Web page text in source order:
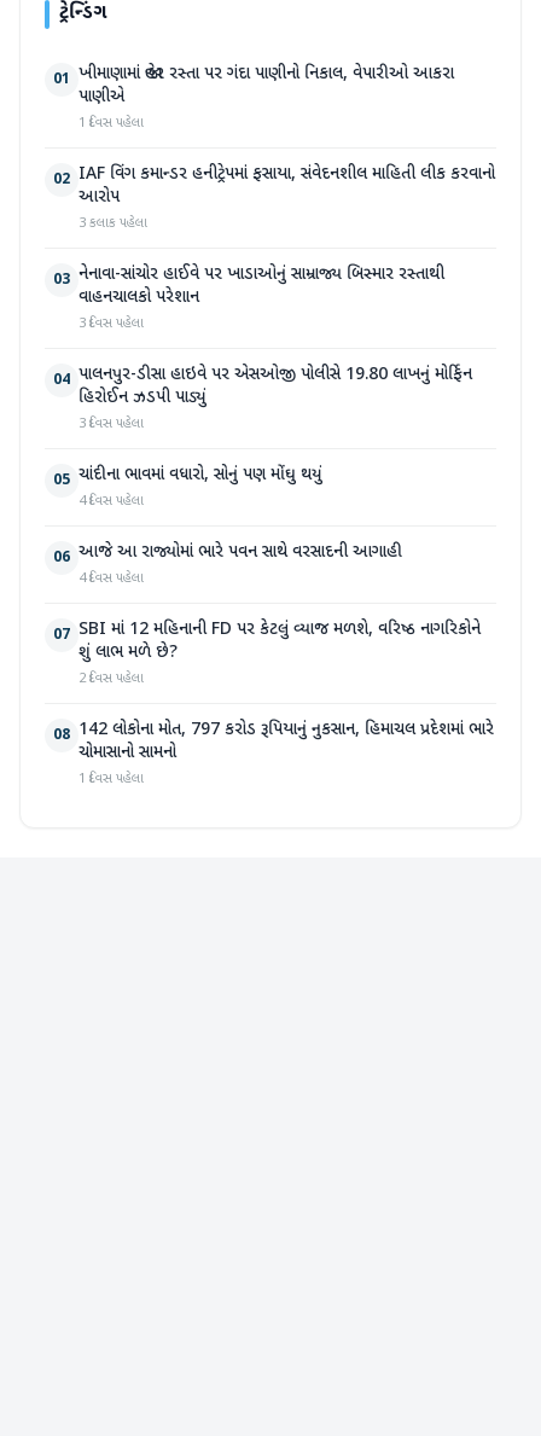
ટ્રેન્ડિંગ
01 ખીમાણામાં જાહેર રસ્તા પર ગંદા પાણીનો નિકાલ, વેપારીઓ આકરા
પાણીએ
1 દિવસ પહેલા
02 IAF વિંગ કમાન્ડર હનીટ્રેપમાં ફસાયા, સંવેદનશીલ માહિતી લીક કરવાનો
આરોપ
3 કલાક પહેલા
03 નેનાવા-સાંચોર હાઈવે પર ખાડાઓનું સામ્રાજ્ય બિસ્માર રસ્તાથી
વાહનચાલકો પરેશાન
3 દિવસ પહેલા
04 પાલનપુર-ડીસા હાઇવે પર એસઓજી પોલીસે 19.80 લાખનું મોર્ફિન
હિરોઈન ઝડપી પાડ્યું
3 દિવસ પહેલા
05 ચાંદીના ભાવમાં વધારો, સોનું પણ મોંઘુ થયું
4 દિવસ પહેલા
06 આજે આ રાજ્યોમાં ભારે પવન સાથે વરસાદની આગાહી
4 દિવસ પહેલા
07 SBI માં 12 મહિનાની FD પર કેટલું વ્યાજ મળશે, વરિષ્ઠ નાગરિકોને
શું લાભ મળે છે?
2 દિવસ પહેલા
08 142 લોકોના મોત, 797 કરોડ રૂપિયાનું નુકસાન, હિમાચલ પ્રદેશમાં ભારે
ચોમાસાનો સામનો
1 દિવસ પહેલા